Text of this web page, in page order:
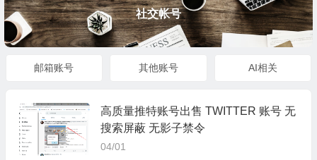
社交帐号
邮箱账号 其他账号 AI相关
高质量推特账号出售 TWITTER 账号 无
搜索屏蔽 无影子禁令
04/01